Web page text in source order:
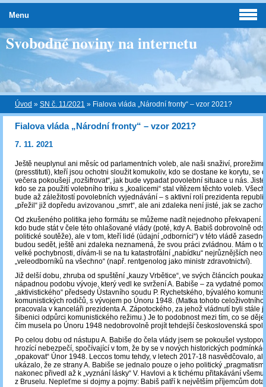
Svobodné noviny na internetu
Úvod » SN č. 11/2021 » Fialova vláda „Národní fronty“ – vzor 2021?
Fialova vláda „Národní fronty“ – vzor 2021?
7. 11. 2021
Ještě neuplynul ani měsíc od parlamentních voleb, ale naši snaživí,
(presstituti), kteří jsou ochotni sloužit komukoliv, kdo se dostane ke korytu, se
večera pokoušejí „rozšifrovat“, jak bude vypadat povolební situace u nás.
kdo se za použití volebního triku s „koalicemi“ stal vítězem těchto voleb.
bude až záležitostí povolebních vyjednávání – s aktivní rolí prezidenta
„přežil“ již dopředu avizovanou „smrt“, ale ani zdaleka není jisté, jak se
Od zkušeného politika jeho formátu se můžeme nadít nejednoho překvapení.
kdo bude stát v čele této ohlašované vlády (poté, kdy A. Babiš dobrovolně
politické soutěže), ale v tom, kteří lidé (údajní „odborníci“) v této vládě
budou sedět, ještě ani zdaleka neznamená, že svou práci zvládnou. Mám o
velké pochybnosti, dívám-li se na tu katastrofální „nabídku“ nejrůznějších
„veleodborníků na všechno“ (např. rentgenolog jako ministr zdravotnictví).
Již delší dobu, zhruba od spuštění „kauzy Vrbětice“, ve svých článcích
nápadnou podobu vývoje, který vedl ke svržení A. Babiše ‒ za vydatné pomoci
„aktivistického“ předsedy Ústavního soudu P. Rychetského, bývalého
komunistických rodičů, s vývojem po Únoru 1948. (Matka tohoto celoživotního
pracovala v kanceláři prezidenta A. Zápotockého, za jehož vládnutí byli stále
šibenici odpůrci komunistického režimu.) Je to podobnost mezi tím, co se
čím musela po Únoru 1948 nedobrovolně projít tehdejší československá
Po celou dobu od nástupu A. Babiše do čela vlády jsem se pokoušel
hrozící nebezpečí, spočívající v tom, že by se v nových historických
„opakovat“ Únor 1948. Leccos tomu tehdy, v letech 2017-18 nasvědčovalo,
ukázalo, že ze strany A. Babiše se jednalo pouze o jeho politický
nakonec přivedl až k „vyznání lásky“ V. Havlovi a k tichému přitakávání
z Bruselu. Nepleťme si dojmy a pojmy: Babiš patří k největším příjemcům
Menu